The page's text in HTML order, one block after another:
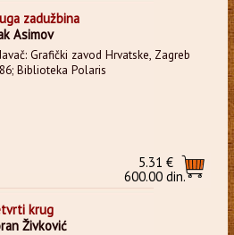
zadužbina
Asimov
Grafički zavod Hrvatske, Zagreb
Biblioteka Polaris
5.31 €
600.00 din.
krug
Živković